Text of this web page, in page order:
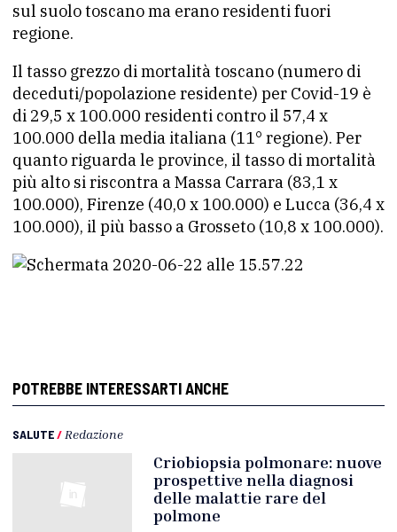
sul suolo toscano ma erano residenti fuori
regione.
Il tasso grezzo di mortalità toscano (numero di
deceduti/popolazione residente) per Covid-19 è
di 29,5 x 100.000 residenti contro il 57,4 x
100.000 della media italiana (11° regione). Per
quanto riguarda le province, il tasso di mortalità
più alto si riscontra a Massa Carrara (83,1 x
100.000), Firenze (40,0 x 100.000) e Lucca (36,4 x
100.000), il più basso a Grosseto (10,8 x 100.000).
POTREBBE INTERESSARTI ANCHE
SALUTE/ Redazione
Criobiopsia polmonare: nuove
prospettive nella diagnosi
delle malattie rare del
polmone